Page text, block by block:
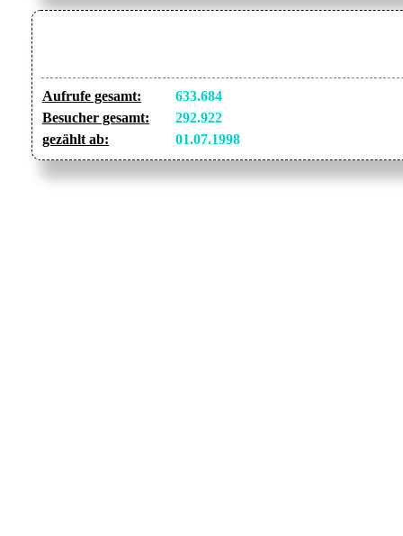
Aufrufe gesamt:
633.684
Besucher gesamt:
292.922
gezählt ab:
01.07.1998